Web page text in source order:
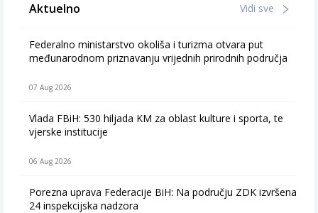
Aktuelno Vidi sve
Federalno ministarstvo okoliša i turizma otvara put
međunarodnom priznavanju vrijednih prirodnih područja
07 Aug 2026
Vlada FBiH: 530 hiljada KM za oblast kulture i sporta, te
vjerske institucije
06 Aug 2026
Porezna uprava Federacije BiH: Na području ZDK izvršena
24 inspekcijska nadzora